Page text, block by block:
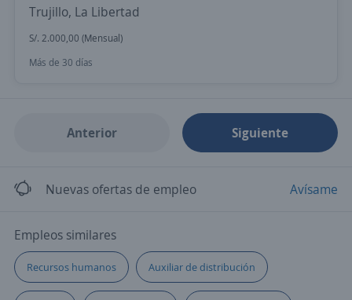
Trujillo, La Libertad
S/. 2.000,00 (Mensual)
Más de 30 días
Anterior Siguiente
Nuevas ofertas de empleo Avísame
Empleos similares
Recursos humanos Auxiliar de distribución